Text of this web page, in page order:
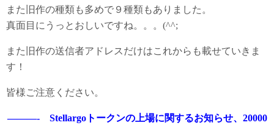
また旧作の種類も多めで９種類もありました。
真面目にうっとおしいですね。。。(^^;
また旧作の送信者アドレスだけはこれからも載せていきま
す！
皆様ご注意ください。
———- Stellargoトークンの上場に関するお知らせ、20000